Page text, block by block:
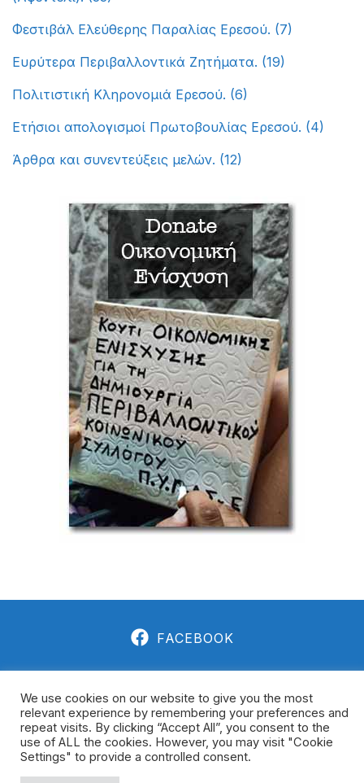
Φεστιβάλ Ελεύθερης Παραλίας Ερεσού. (7)
Ευρύτερα Περιβαλλοντικά Ζητήματα. (19)
Πολιτιστική Κληρονομιά Ερεσού. (6)
Ετήσιοι απολογισμοί Πρωτοβουλίας Ερεσού. (4)
Άρθρα και συνεντεύξεις μελών. (12)
FACEBOOK
ΠΡΩΤΟΒΟΥΛΊΑ ΕΡΕΣΟΎ 2021 - 2026 ΠΕΡΙΒΑΛΛΟΝΤΙΚΌΣ
ΚΟΙΝΩΝΙΚΌΣ ΣΎΛΛΟΓΟΣ
We use cookies on our website to give you the most
relevant experience by remembering your preferences and
repeat visits. By clicking “Accept All”, you consent to the
use of ALL the cookies. However, you may visit "Cookie
Settings" to provide a controlled consent.